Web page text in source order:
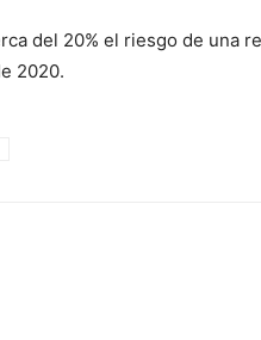
del 20% el riesgo de una
2020.